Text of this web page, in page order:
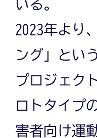
いる。
2023年より
ング」とい
プロジェク
ロトタイプ
害者向け運